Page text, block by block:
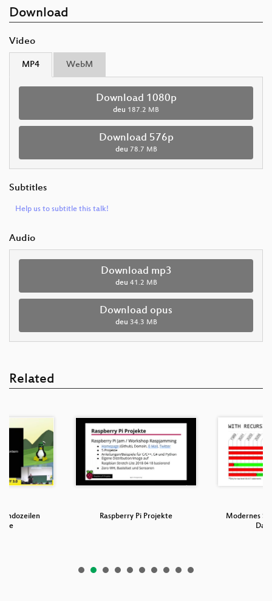
Download
Video
MP4 WebM
Download 1080p
deu 187.2 MB
Download 576p
deu 78.7 MB
Subtitles
Help us to subtitle this talk!
Audio
Download mp3
deu 41.2 MB
Download opus
deu 34.3 MB
Related
Raspberry Pi Projekte
Modernes